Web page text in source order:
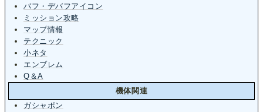
バフ・デバフアイコン
ミッション攻略
マップ情報
テクニック
小ネタ
エンブレム
Q＆A
機体関連
ガシャポン